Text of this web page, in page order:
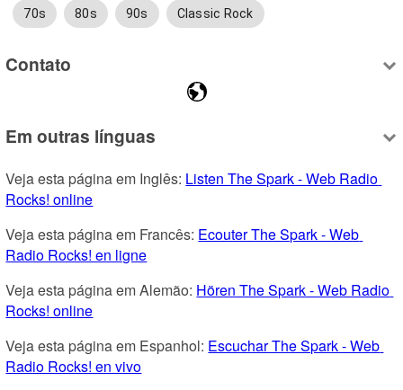
70s 80s 90s Classic Rock
Contato
Em outras línguas
Veja esta página em Inglês: Listen The Spark - Web Radio
Rocks! online
Veja esta página em Francês: Ecouter The Spark - Web
Radio Rocks! en ligne
Veja esta página em Alemão: Hören The Spark - Web Radio
Rocks! online
Veja esta página em Espanhol: Escuchar The Spark - Web
Radio Rocks! en vivo